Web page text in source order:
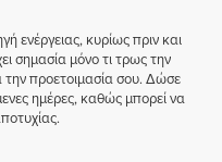
ενέργειας, κυρίως πριν και
σημασία μόνο τι τρως την
προετοιμασία σου. Δώσε
ημέρες, καθώς μπορεί να